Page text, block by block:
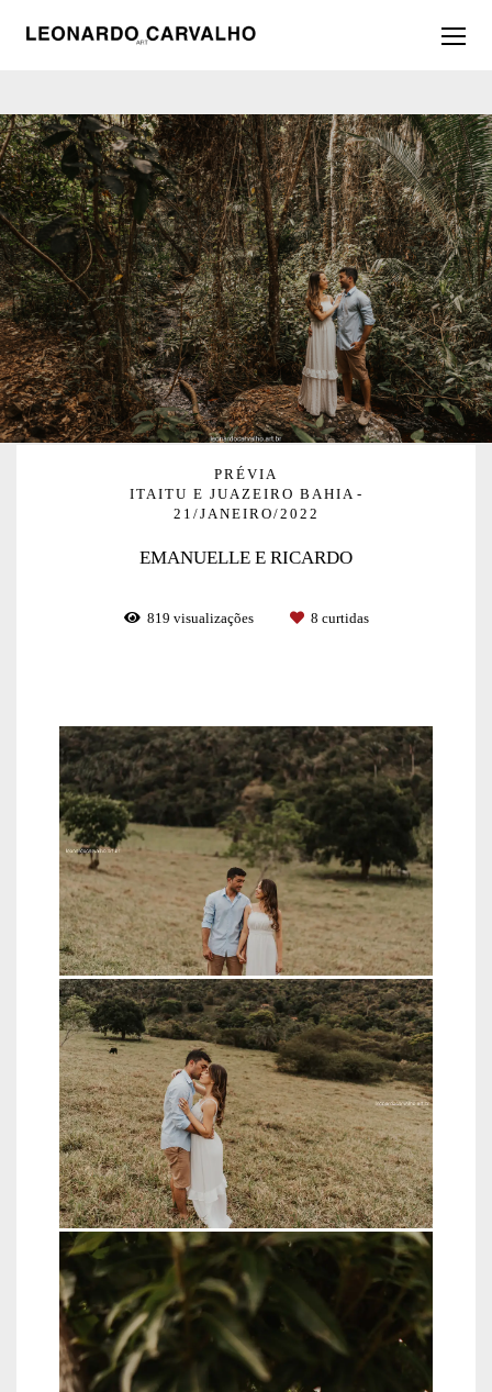
PRÉVIA
ITAITU E JUAZEIRO BAHIA
21/JANEIRO/2022
EMANUELLE E RICARDO
819 visualizações 8 curtidas